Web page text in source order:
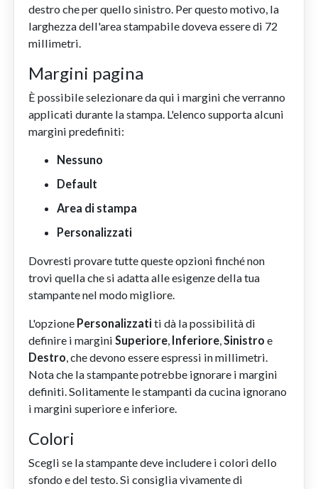
destro che per quello sinistro. Per questo motivo, la
larghezza dell'area stampabile doveva essere di 72
millimetri.
Margini pagina
È possibile selezionare da qui i margini che verranno
applicati durante la stampa. L'elenco supporta alcuni
margini predefiniti:
Nessuno
Default
Area di stampa
Personalizzati
Dovresti provare tutte queste opzioni finché non
trovi quella che si adatta alle esigenze della tua
stampante nel modo migliore.
L'opzione Personalizzati ti dà la possibilità di
definire i marginiSuperiore, Inferiore,Sinistro e
Destro, che devono essere espressi in millimetri.
Nota che la stampante potrebbe ignorare i margini
definiti. Solitamente le stampanti da cucina ignorano
i margini superiore e inferiore.
Colori
Scegli se la stampante deve includere i colori dello
sfondo e del testo. Si consiglia vivamente di